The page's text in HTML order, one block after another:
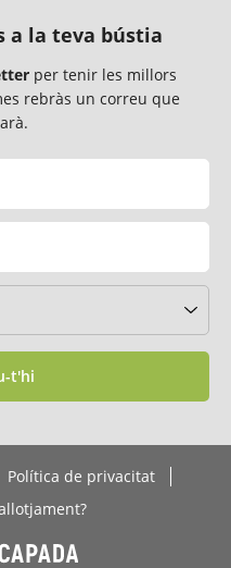
a la teva bústia
per tenir les millors
rebràs un correu que
t'hi
Política de privacitat